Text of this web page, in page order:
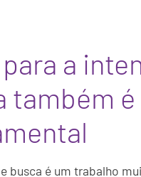
a
também é
busca é um trabalho